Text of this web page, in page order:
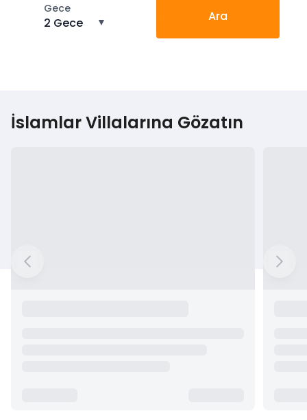
Gece
2 Gece ▼ Ara
İslamlar Villalarına Gözatın